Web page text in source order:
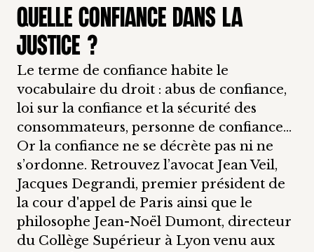
QUELLE CONFIANCE DANS LA
JUSTICE ?
Le terme de confiance habite le
vocabulaire du droit : abus de confiance,
loi sur la confiance et la sécurité des
consommateurs, personne de confiance…
Or la confiance ne se décrète pas ni ne
s’ordonne. Retrouvez l’avocat Jean Veil,
Jacques Degrandi, premier président de
la cour d'appel de Paris ainsi que le
philosophe Jean-Noël Dumont, directeur
du Collège Supérieur à Lyon venu aux